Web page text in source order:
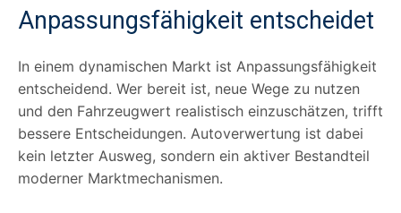
Anpassungsfähigkeit entscheidet
In einem dynamischen Markt ist Anpassungsfähigkeit
entscheidend. Wer bereit ist, neue Wege zu nutzen
und den Fahrzeugwert realistisch einzuschätzen, trifft
bessere Entscheidungen. Autoverwertung ist dabei
kein letzter Ausweg, sondern ein aktiver Bestandteil
moderner Marktmechanismen.